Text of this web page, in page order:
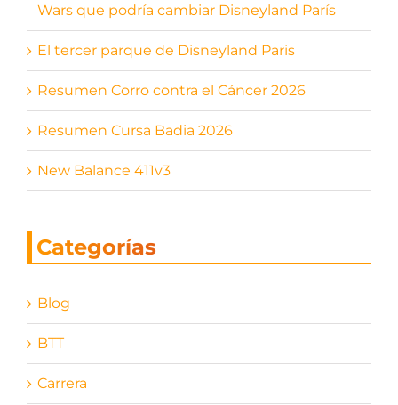
Wars que podría cambiar Disneyland París
El tercer parque de Disneyland Paris
Resumen Corro contra el Cáncer 2026
Resumen Cursa Badia 2026
New Balance 411v3
Categorías
Blog
BTT
Carrera